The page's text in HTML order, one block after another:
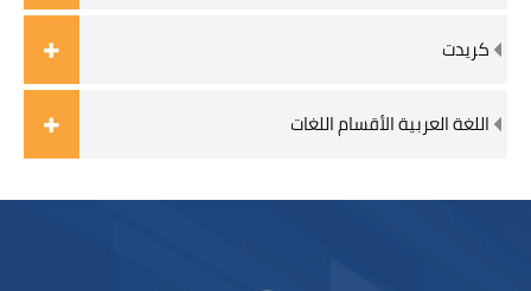
كريدت
اللغة العربية الأقسام اللغات
משבצות (בלוקים)